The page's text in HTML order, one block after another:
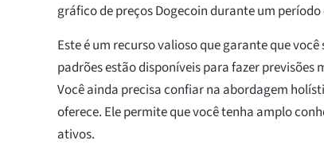
gráfico de preços Dogecoin durante um período
Este é um recurso valioso que garante que
padrões estão disponíveis para fazer previsões
Você ainda precisa confiar na abordagem
oferece. Ele permite que você tenha amplo
ativos.